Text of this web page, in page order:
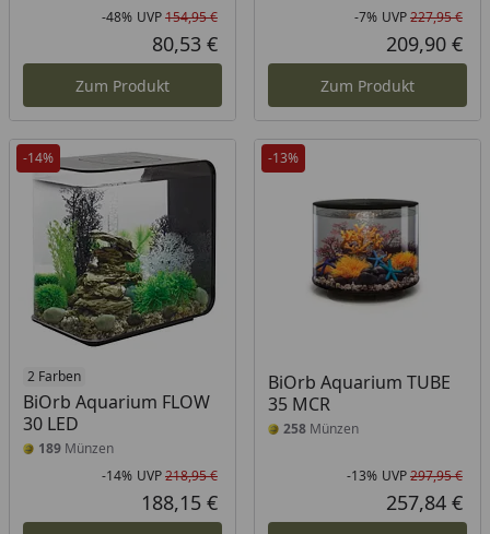
Rabatt in Prozent
-48%
Ursprünglicher Preis
UVP154,95 €
Aktueller Preis
80,53 €
Zum Produkt
-7% UVP227,95 €
209,90 €
Zum Produkt
-14%
2 Farben
BiOrb Aquarium FLOW
30 LED
189 Münzen
Rabatt in Prozent
-14%
Ursprünglicher Preis
UVP218,95 €
Aktueller Preis
188,15 €
-13%
BiOrb Aquarium TUBE
35 MCR
258Münzen
-13% UVP297,95 €
257,84 €